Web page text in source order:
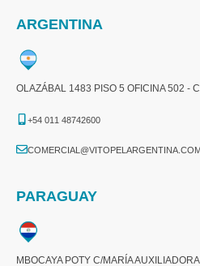
ARGENTINA
OLAZÁBAL 1483 PISO 5 OFICINA 502 -
+54 011 48742600​
PARAGUAY
MBOCAYA POTY C/MARÍA